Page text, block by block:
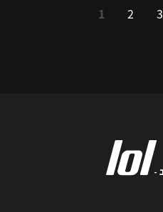
1 2 3